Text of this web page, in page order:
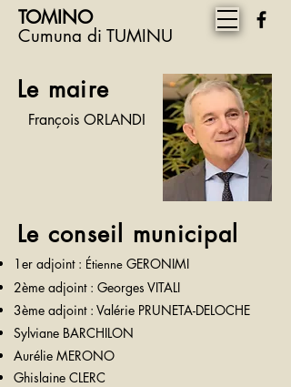
TOMINO
Cumuna di TUMINU
Le maire
François ORLANDI
Le conseil municipal
1er adjoint : Étienne GERONIMI
2ème adjoint : Georges VITALI
3ème adjoint : Valérie PRUNETA-DELOCHE
Sylviane BARCHILON
Aurélie MERONO
Ghislaine CLERC